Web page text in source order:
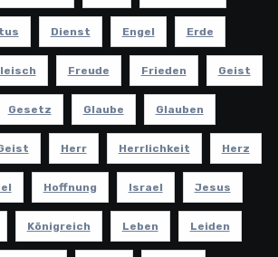
Dienst Engel Erde
Freude Frieden Geist
Gesetz Glaube Glauben
Herr Herrlichkeit Herz
Hoffnung Israel Jesus
Königreich Leben Leiden